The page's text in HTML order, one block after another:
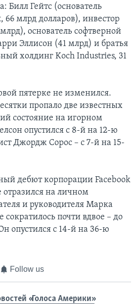
Гейтс (основатель
млрд долларов), инвестор
основатель софтверной
Эллисон (41 млрд) и братья
холдинг Koch Industries, 31
пятерке не изменился.
пропало две известных
состояние на игорном
опустился с 8-й на 12-ю
Джордж Сорос – с 7-й на 15-
дебют корпорации Facebook
на личном
и руководителя Марка
сократилось почти вдвое – до
опустился с 14-й на 36-ю
Follow us
«Голоса Америки»